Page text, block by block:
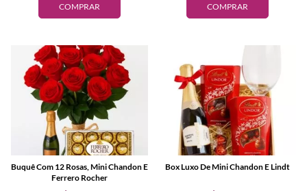
COMPRAR COMPRAR
Buquê Com 12 Rosas, Mini Chandon E
Ferrero Rocher
Box Luxo De Mini Chandon E Lindt